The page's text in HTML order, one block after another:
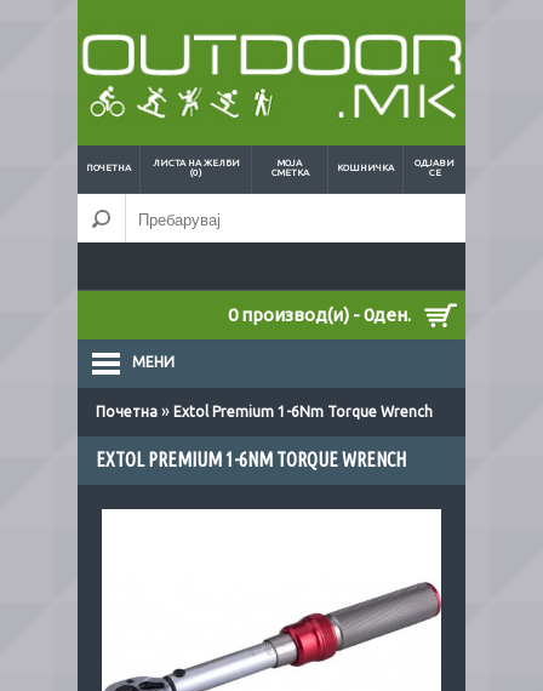
ПОЧЕТНА
ЛИСТА НА ЖЕЛБИ
(0)
МОЈА
СМЕТКА
КОШНИЧКА
ОДЈАВИ
СЕ
0 производ(и) - 0ден.
МЕНИ
Почетна » Extol Premium 1-6Nm Torque Wrench
EXTOL PREMIUM 1-6NM TORQUE WRENCH